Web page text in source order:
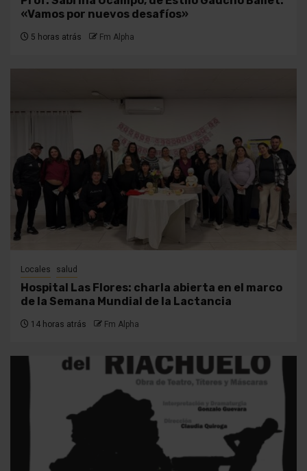
«Vamos por nuevos desafíos»
5 horas atrás Fm Alpha
Locales salud
Hospital Las Flores: charla abierta en el marco
de la Semana Mundial de la Lactancia
14 horas atrás Fm Alpha